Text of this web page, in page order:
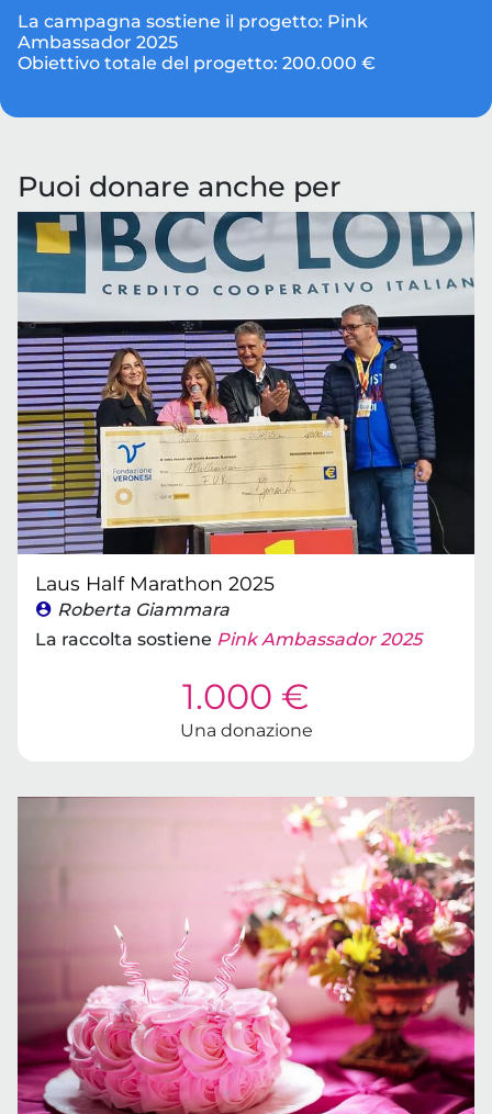
La campagna sostiene il progetto: Pink
Ambassador 2025
Obiettivo totale del progetto: 200.000 €
Puoi donare anche per
Laus Half Marathon 2025
Roberta Giammara
La raccolta sostiene Pink Ambassador 2025
1.000 €
Una donazione